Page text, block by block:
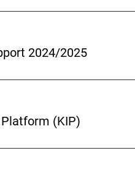
2024/2025
(KIP)